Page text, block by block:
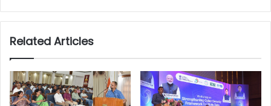
Related Articles